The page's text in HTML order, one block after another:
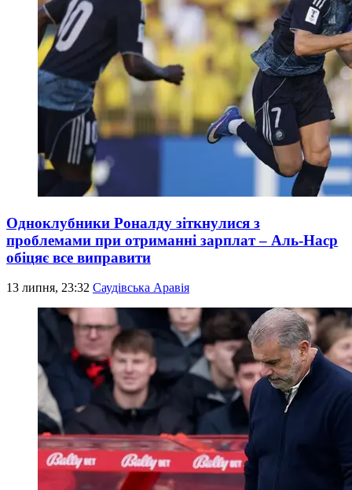
Одноклубники Роналду зіткнулися з
проблемами при отриманні зарплат – Аль-Наср
обіцяє все виправити
13 липня, 23:32 Саудівська Аравія